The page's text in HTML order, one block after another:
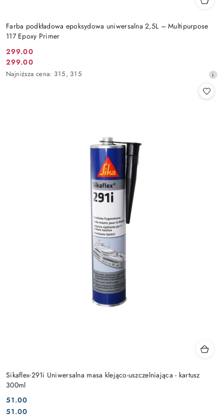
Farba podkładowa epoksydowa uniwersalna 2,5L – Multipurpose
117 Epoxy Primer
Cena
promocyjna:
299.00
Cena
promocyjna:
299.00
Najniższa
Najniższa cena: 315, 315
Sikaflex-291i Uniwersalna masa klejąco-uszczelniająca - kartusz
300ml
Cena:
51.00
Cena:
51.00